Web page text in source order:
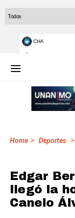
Home > Deportes >
Edgar
llegó la
Canelo